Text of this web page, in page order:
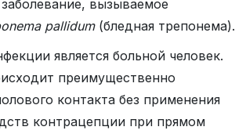
вызываемое
pallidum(бледная трепонема).
является больной человек.
преимущественно
контакта без применения
контрацепции при прямом